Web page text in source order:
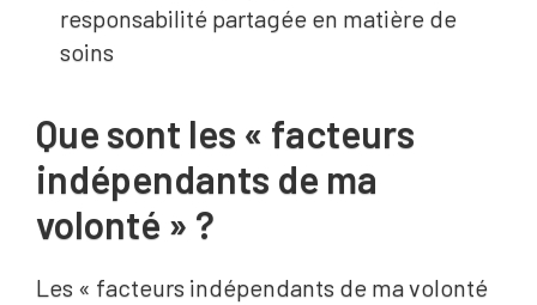
responsabilité partagée en matière de
soins
Que sont les « facteurs
indépendants de ma
volonté » ?
Les « facteurs indépendants de ma volonté